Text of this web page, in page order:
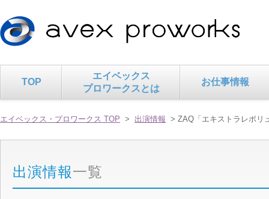
TOP
エイベックス
プロワークスとは
お仕事情報
エイベックス・プロワークス TOP > 出演情報 > ZAQ「エキストラレボリ
出演情報一覧